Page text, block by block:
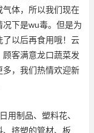
体，所以我们现在
下是wu毒。但是为
以后再食用哦！云
顾客满意龙口蔬菜发
多，我们热情欢迎新
用制品、塑料花、
挤塑的管材、板